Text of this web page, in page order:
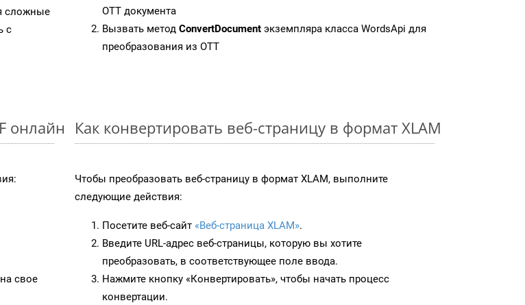
сложные
с
OTT документа
Вызвать метод ConvertDocument экземпляра класса WordsApi для
преобразования из OTT
онлайн
свое
Как конвертировать веб-страницу в формат XLAM
Чтобы преобразовать веб-страницу в формат XLAM, выполните
следующие действия:
Посетите веб-сайт «Веб-страница XLAM».
Введите URL-адрес веб-страницы, которую вы хотите
преобразовать, в соответствующее поле ввода.
Нажмите кнопку «Конвертировать», чтобы начать процесс
конвертации.